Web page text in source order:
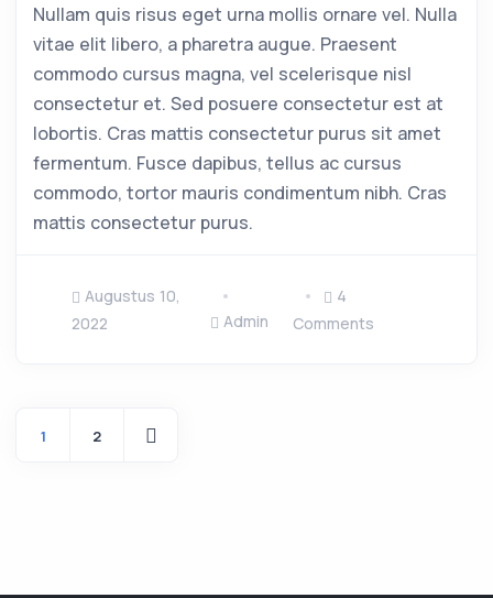
Nullam quis risus eget urna mollis ornare vel. Nulla
vitae elit libero, a pharetra augue. Praesent
commodo cursus magna, vel scelerisque nisl
consectetur et. Sed posuere consectetur est at
lobortis. Cras mattis consectetur purus sit amet
fermentum. Fusce dapibus, tellus ac cursus
commodo, tortor mauris condimentum nibh. Cras
mattis consectetur purus.
Augustus 10,
2022
Admin
4
Comments
1 2